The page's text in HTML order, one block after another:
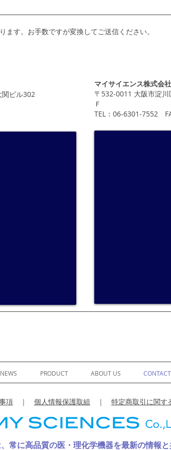
す。お手数ですが変換してご送信ください。
ビル302
マイサイエンス株式会
〒532-0011 大阪市淀
Ｆ
TEL：06-6301-7552
NEWS PRODUCT ABOUT US CONTACT
項｜ 個人情報保護取組 ｜ 特定商取引に関す
常に高品質の医・理化学機器を最新の情報と